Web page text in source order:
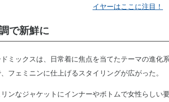
イヤーはここに注目！
で新鮮に
ミックスは、日常着に焦点を当てたテーマの進化
フェミニンに仕上げるスタイリングが広がった。
ンなジャケットにインナーやボトムで女性らしい